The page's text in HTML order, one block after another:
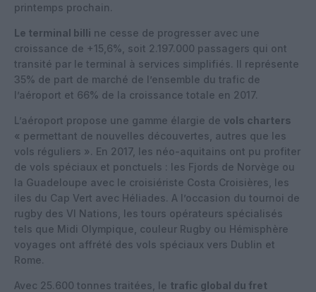
printemps prochain.
Le terminal billi ne cesse de progresser avec une
croissance de +15,6%, soit 2.197.000 passagers qui ont
transité par le terminal à services simplifiés. Il représente
35% de part de marché de l’ensemble du trafic de
l’aéroport et 66% de la croissance totale en 2017.
L’aéroport propose une gamme élargie de vols charters
« permettant de nouvelles découvertes, autres que les
vols réguliers ». En 2017, les néo-aquitains ont pu profiter
de vols spéciaux et ponctuels : les Fjords de Norvège ou
la Guadeloupe avec le croisiériste Costa Croisières, les
iles du Cap Vert avec Héliades. A l’occasion du tournoi de
rugby des VI Nations, les tours opérateurs spécialisés
tels que Midi Olympique, couleur Rugby ou Hémisphère
voyages ont affrété des vols spéciaux vers Dublin et
Rome.
Avec 25.600 tonnes traitées, le trafic global du fret